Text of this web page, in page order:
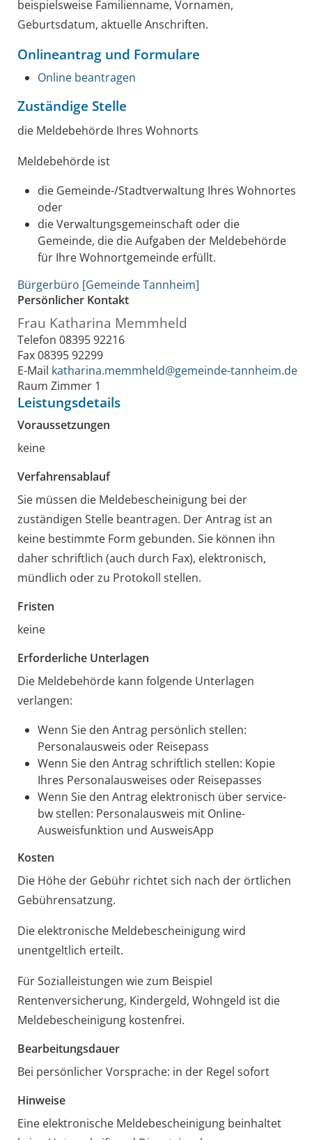
beispielsweise Familienname, Vornamen,
Geburtsdatum, aktuelle Anschriften.
Onlineantrag und Formulare
Online beantragen
Zuständige Stelle
die Meldebehörde Ihres Wohnorts
Meldebehörde ist
die Gemeinde-/Stadtverwaltung Ihres Wohnortes
oder
die Verwaltungsgemeinschaft oder die
Gemeinde, die die Aufgaben der Meldebehörde
für Ihre Wohnortgemeinde erfüllt.
Bürgerbüro [Gemeinde Tannheim]
Persönlicher Kontakt
Frau Katharina Memmheld
Telefon 08395 92216
Fax08395 92299
E-Mail katharina.memmheld@gemeinde-tannheim.de
Raum Zimmer 1
Leistungsdetails
Voraussetzungen
keine
Verfahrensablauf
Sie müssen die Meldebescheinigung bei der
zuständigen Stelle beantragen. Der Antrag ist an
keine bestimmte Form gebunden. Sie können ihn
daher schriftlich (auch durch Fax), elektronisch,
mündlich oder zu Protokoll stellen.
Fristen
keine
Erforderliche Unterlagen
Die Meldebehörde kann folgende Unterlagen
verlangen:
Wenn Sie den Antrag persönlich stellen:
Personalausweis oder Reisepass
Wenn Sie den Antrag schriftlich stellen: Kopie
Ihres Personalausweises oder Reisepasses
Wenn Sie den Antrag elektronisch über service-
bw stellen: Personalausweis mit Online-
Ausweisfunktion und AusweisApp
Kosten
Die Höhe der Gebühr richtet sich nach der örtlichen
Gebührensatzung.
Die elektronische Meldebescheinigung wird
unentgeltlich erteilt.
Für Sozialleistungen wie zum Beispiel
Rentenversicherung, Kindergeld, Wohngeld ist die
Meldebescheinigung kostenfrei.
Bearbeitungsdauer
Bei persönlicher Vorsprache: in der Regel sofort
Hinweise
Eine elektronische Meldebescheinigung beinhaltet